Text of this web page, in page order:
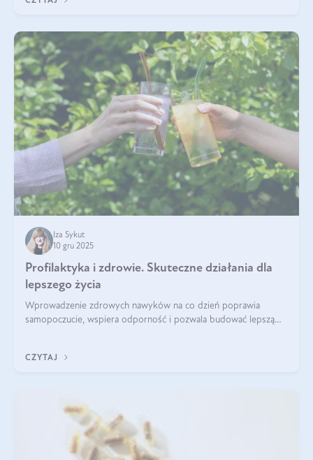
Iza Sykut
10 gru 2025
Profilaktyka i zdrowie. Skuteczne działania dla
lepszego życia
Wprowadzenie zdrowych nawyków na co dzień poprawia
samopoczucie, wspiera odporność i pozwala budować lepszą
CZYTAJ